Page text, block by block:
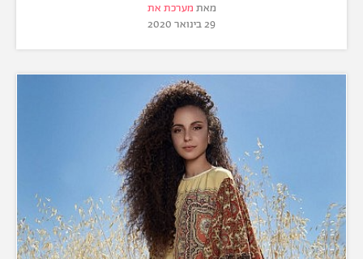
מאת מערכת את
29 בינואר 2020